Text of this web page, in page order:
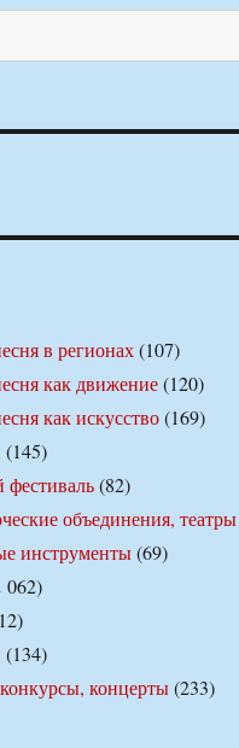
в регионах(107)
как движение(120)
как искусство(169)
(145)
(82)
объединения, театры
инструменты(69)
062)
(134)
концерты(233)